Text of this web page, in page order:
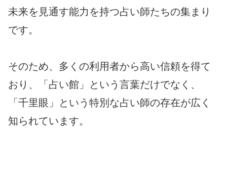
未来を見通す能力を持つ占い師たちの集まり
です。
そのため、多くの利用者から高い信頼を得て
おり、「占い館」という言葉だけでなく、
「千里眼」という特別な占い師の存在が広く
知られています。